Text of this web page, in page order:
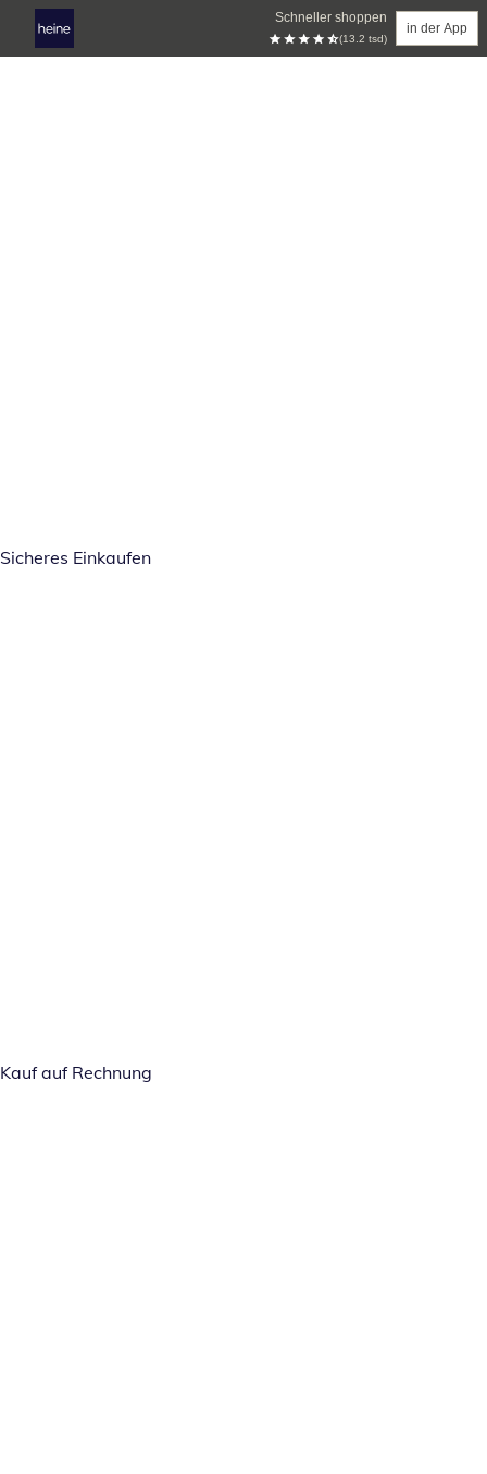
Schneller shoppen
(13.2 tsd)
in der App
Sicheres Einkaufen
Kauf auf Rechnung